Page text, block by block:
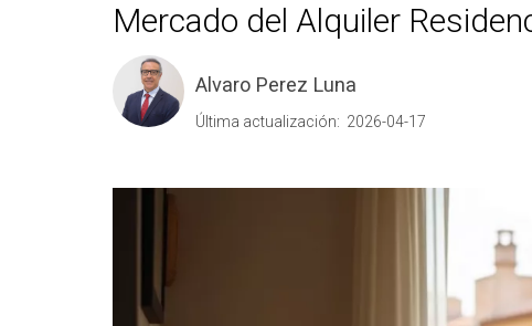
Mercado del Alquiler
Alvaro Perez Luna
Última actualización: 2026-04-17